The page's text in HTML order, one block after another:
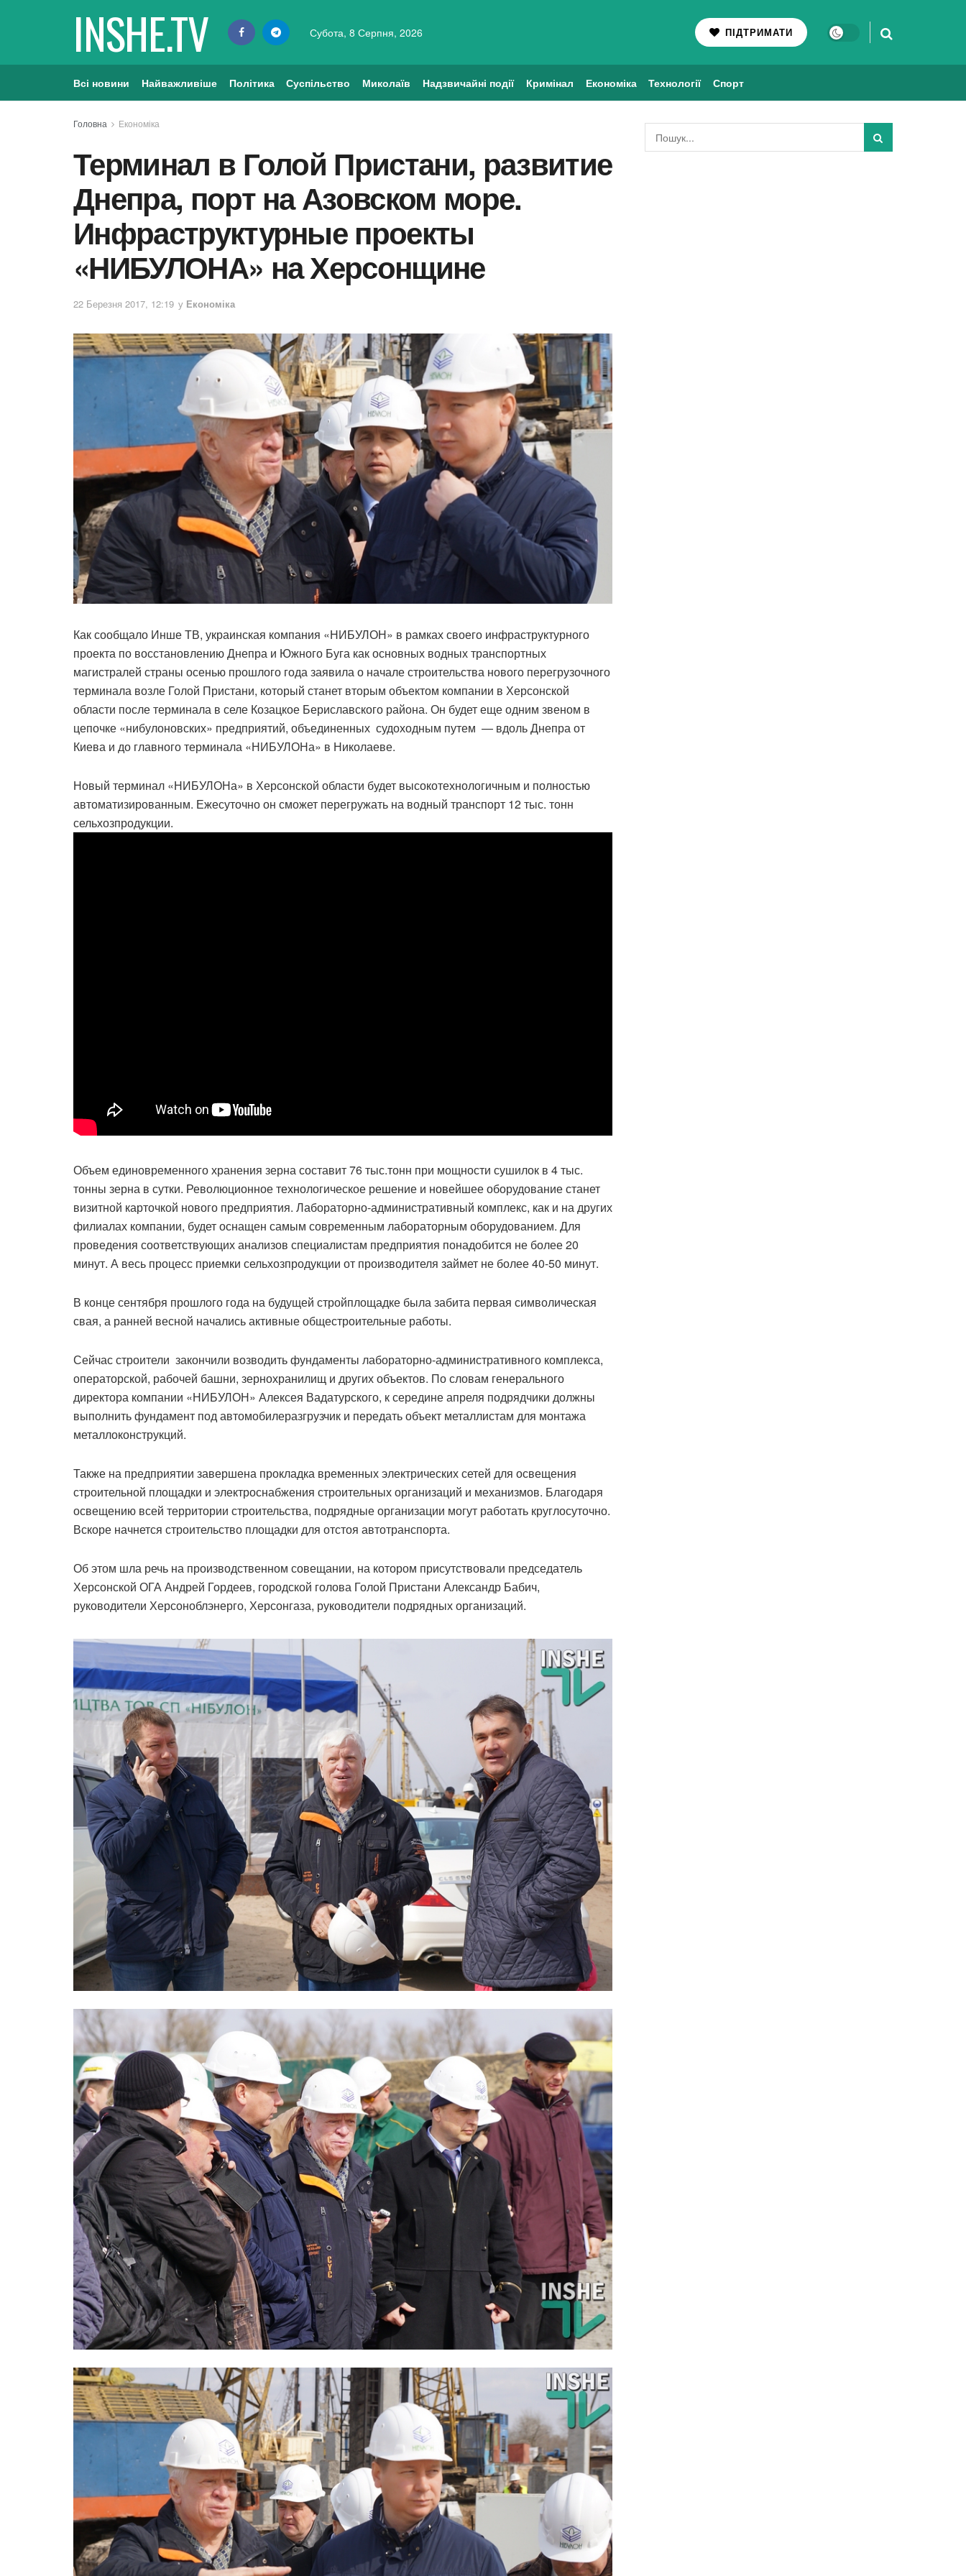
INSHE.TV Субота, 8 Серпня, 2026 ПІДТРИМАТИ
Всі новини Найважливіше Політика Суспільство Миколаїв Надзвичайні події Кримінал Економіка Технології Спорт
Головна Економіка
Терминал в Голой Пристани, развитие
Днепра, порт на Азовском море.
Инфраструктурные проекты
«НИБУЛОНА» на Херсонщине
22 Березня 2017, 12:19 у Економіка
Как сообщало Инше ТВ, украинская компания «НИБУЛОН» в рамках своего инфраструктурного
проекта по восстановлению Днепра и Южного Буга как основных водных транспортных
магистралей страны осенью прошлого года заявила о начале строительства нового перегрузочного
терминала возле Голой Пристани, который станет вторым объектом компании в Херсонской
области после терминала в селе Козацкое Бериславского района. Он будет еще одним звеном в
цепочке «нибулоновских» предприятий, объединенных судоходным путем — вдоль Днепра от
Киева и до главного терминала «НИБУЛОНа» в Николаеве.
Новый терминал «НИБУЛОНа» в Херсонской области будет высокотехнологичным и полностью
автоматизированным. Ежесуточно он сможет перегружать на водный транспорт 12 тыс. тонн
сельхозпродукции.
Объем единовременного хранения зерна составит 76 тыс.тонн при мощности сушилок в 4 тыс.
тонны зерна в сутки. Революционное технологическое решение и новейшее оборудование станет
визитной карточкой нового предприятия. Лабораторно-административный комплекс, как и на других
филиалах компании, будет оснащен самым современным лабораторным оборудованием. Для
проведения соответствующих анализов специалистам предприятия понадобится не более 20
минут. А весь процесс приемки сельхозпродукции от производителя займет не более 40-50 минут.
В конце сентября прошлого года на будущей стройплощадке была забита первая символическая
свая, а ранней весной начались активные общестроительные работы.
Сейчас строители закончили возводить фундаменты лабораторно-административного комплекса,
операторской, рабочей башни, зернохранилищ и других объектов. По словам генерального
директора компании «НИБУЛОН» Алексея Вадатурского, к середине апреля подрядчики должны
выполнить фундамент под автомобилеразгрузчик и передать объект металлистам для монтажа
металлоконструкций.
Также на предприятии завершена прокладка временных электрических сетей для освещения
строительной площадки и электроснабжения строительных организаций и механизмов. Благодаря
освещению всей территории строительства, подрядные организации могут работать круглосуточно.
Вскоре начнется строительство площадки для отстоя автотранспорта.
Об этом шла речь на производственном совещании, на котором присутствовали председатель
Херсонской ОГА Андрей Гордеев, городской голова Голой Пристани Александр Бабич,
руководители Херсоноблэнерго, Херсонгаза, руководители подрядных организаций.